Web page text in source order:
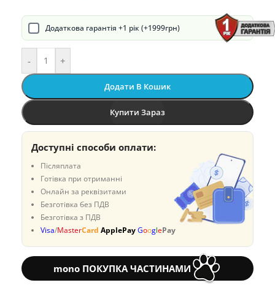
Додаткова гарантія +1 рік (+1999грн)
- +
Додати В Кошик
Купити Зараз
Доступні способи оплати:
Післяплата
Готівка при отриманні
Онлайн за реквізитами
Безготівка без ПДВ
Безготівка з ПДВ
Visa/MasterCard ApplePayGooglePay
mono ПОКУПКА ЧАСТИНАМИ